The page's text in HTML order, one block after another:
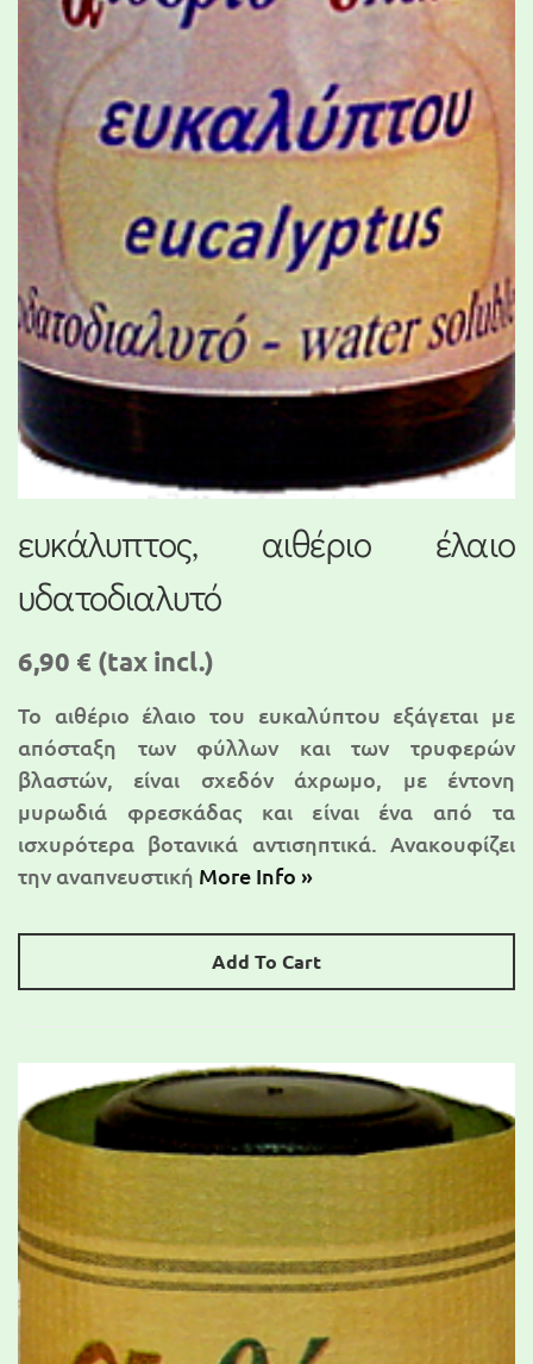
ευκάλυπτος, αιθέριο έλαιο
υδατοδιαλυτό
6,90 € (tax incl.)
Το αιθέριο έλαιο του ευκαλύπτου εξάγεται με
απόσταξη των φύλλων και των τρυφερών
βλαστών, είναι σχεδόν άχρωμο, με έντονη
μυρωδιά φρεσκάδας και είναι ένα από τα
ισχυρότερα βοτανικά αντισηπτικά. Ανακουφίζει
την αναπνευστική More Info »
Add To Cart